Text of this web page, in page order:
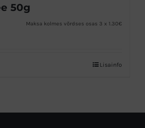
50g
Maksa kolmes võrdses osas 3 x 1.30€
Lisainfo